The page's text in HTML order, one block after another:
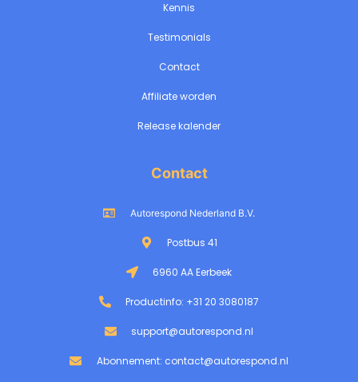
Kennis
Testimonials
Contact
Affiliate worden
Release kalender
Contact
Autorespond Nederland B.V.
Postbus 41
6960 AA Eerbeek
Productinfo: +31 20 3080187
support@autorespond.nl
Abonnement: contact@autorespond.nl